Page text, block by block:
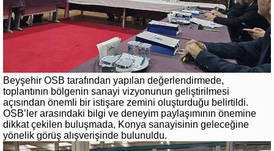
Beyşehir OSB tarafından yapılan değerlendirmede,
toplantının bölgenin sanayi vizyonunun geliştirilmesi
açısından önemli bir istişare zemini oluşturduğu belirtildi.
OSB’ler arasındaki bilgi ve deneyim paylaşımının önemine
dikkat çekilen buluşmada, Konya sanayisinin geleceğine
yönelik görüş alışverişinde bulunuldu.